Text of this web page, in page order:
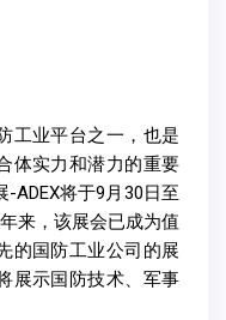
工业平台之一，也是
体实力和潜力的重要
ADEX将于9月30日至
来，该展会已成为值
的国防工业公司的展
展示国防技术、军事